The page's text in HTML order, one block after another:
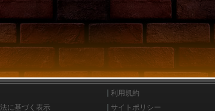
利用規約
に基づく表示
サイトポリシー